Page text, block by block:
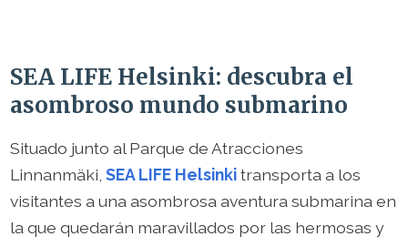
SEA LIFE Helsinki: descubra el
asombroso mundo submarino
Situado junto al Parque de Atracciones
Linnanmäki, SEA LIFE Helsinkitransporta a los
visitantes a una asombrosa aventura submarina en
la que quedarán maravillados por las hermosas y